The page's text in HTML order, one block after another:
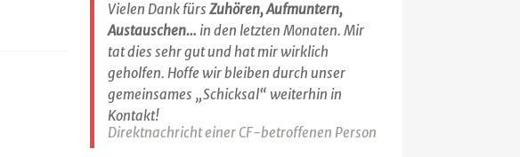
Vielen Dank fürs Zuhören, Aufmuntern,
Austauschen… in den letzten Monaten. Mir
tat dies sehr gut und hat mir wirklich
geholfen. Hoffe wir bleiben durch unser
gemeinsames „Schicksal“ weiterhin in
Kontakt!
Direktnachricht einer CF-betroffenen Person